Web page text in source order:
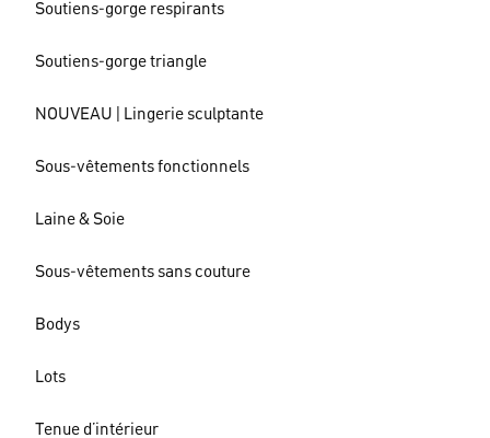
Soutiens-gorge respirants
Soutiens-gorge triangle
NOUVEAU | Lingerie sculptante
Sous-vêtements fonctionnels
Laine & Soie
Sous-vêtements sans couture
Bodys
Lots
Tenue d’intérieur